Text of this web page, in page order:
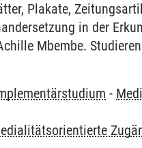
Plakate,
in der
Mbembe.
-